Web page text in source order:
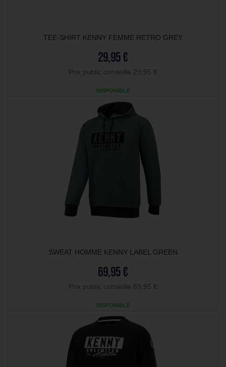
TEE-SHIRT KENNY FEMME RETRO GREY
29,95 €
Prix public conseillé 29,95 €
DISPONIBLE
SWEAT HOMME KENNY LABEL GREEN
69,95 €
Prix public conseillé 69,95 €
DISPONIBLE